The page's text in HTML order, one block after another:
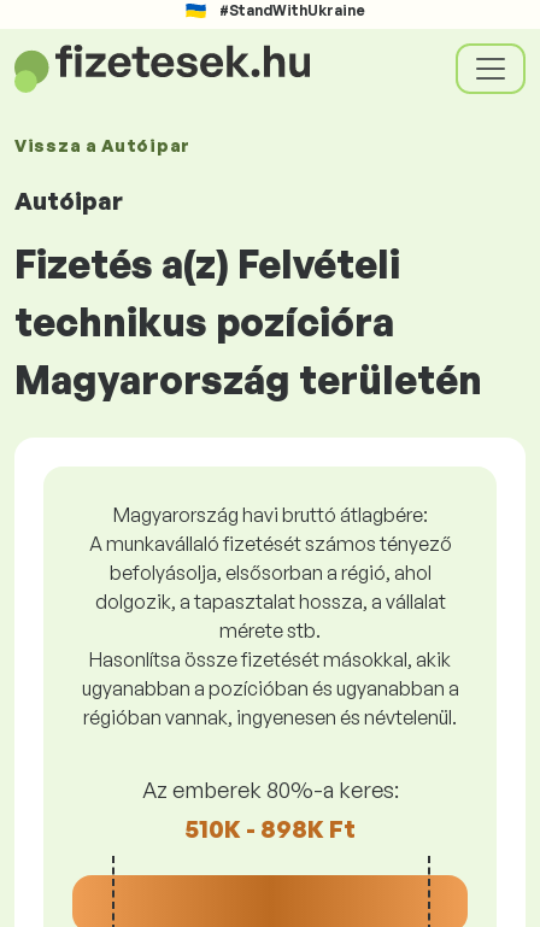
#StandWithUkraine
Vissza aAutóipar
Autóipar
Fizetés a(z) Felvételi
technikus pozícióra
Magyarország területén
Magyarország havi bruttó átlagbére:
A munkavállaló fizetését számos tényező
befolyásolja, elsősorban a régió, ahol
dolgozik, a tapasztalat hossza, a vállalat
mérete stb.
Hasonlítsa össze fizetését másokkal, akik
ugyanabban a pozícióban és ugyanabban a
régióban vannak, ingyenesen és névtelenül.
Az emberek 80%-a keres:
510K - 898K Ft